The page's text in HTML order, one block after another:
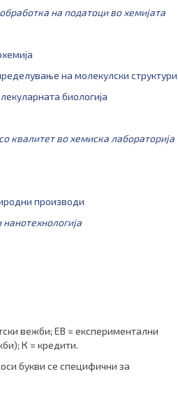
на податоци во хемијата
на молекулски структури
биологија
квалитет во хемиска лабораторија
производи
вежби; ЕВ = експериментални
К = кредити.
букви се специфични за